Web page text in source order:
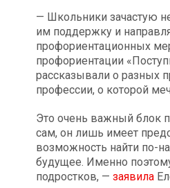
— Школьники зачастую
им поддержку и
профориентационных
профориентации
рассказывали о разных
профессии, о которой
Это очень важный блок
сам, он лишь имеет
возможность найти по-
будущее. Именно
подростков, — заявила